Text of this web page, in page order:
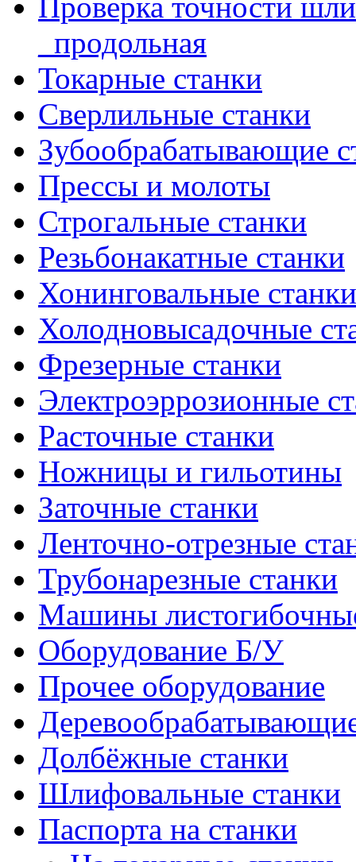
Проверка точности
_продольная
Токарные станки
Сверлильные станки
Зубообрабатывающие
Прессы и молоты
Строгальные станки
Резьбонакатные станки
Хонинговальные станки
Холодновысадочные
Фрезерные станки
Электроэррозионные
Расточные станки
Ножницы и гильотины
Заточные станки
Ленточно-отрезные
Трубонарезные станки
Машины
Оборудование Б/У
Прочее оборудование
Долбёжные станки
Шлифовальные станки
Паспорта на станки